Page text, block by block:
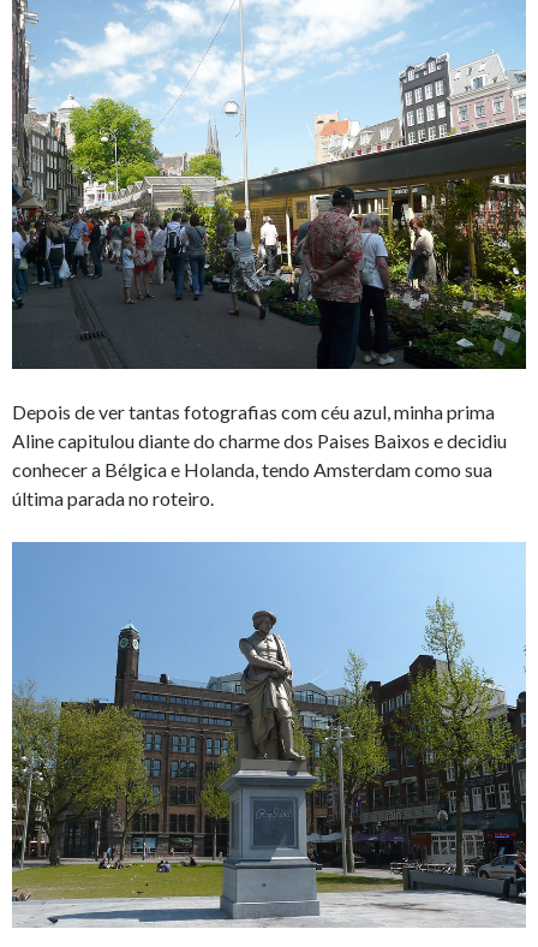
Depois de ver tantas fotografias com céu azul, minha prima
Aline capitulou diante do charme dos Paises Baixos e decidiu
conhecer a Bélgica e Holanda, tendo Amsterdam como sua
última parada no roteiro.